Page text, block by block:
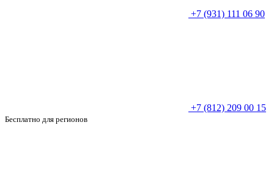
+7 (931) 111 06 90
+7 (812) 209 00 15
Бесплатно для регионов